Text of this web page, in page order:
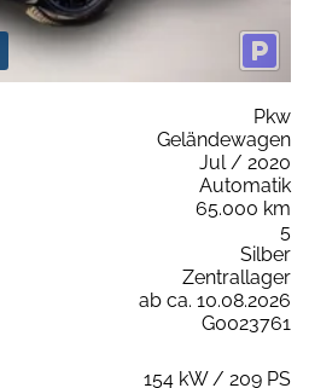
Pkw
Geländewagen
Jul / 2020
Automatik
65.000 km
5
Silber
Zentrallager
ab ca. 10.08.2026
G0023761
154 kW / 209 PS